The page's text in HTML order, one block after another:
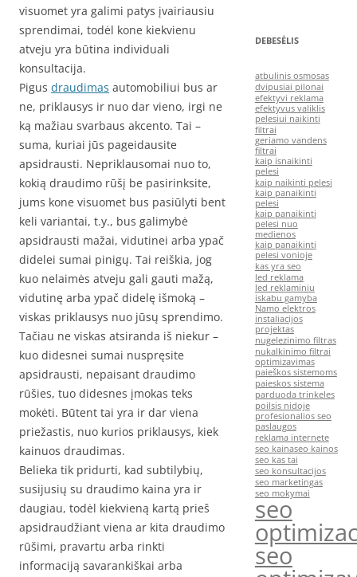
visuomet yra galimi patys įvairiausiu
sprendimai, todėl kone kiekvienu
atveju yra būtina individuali
konsultacija.
Pigus draudimas automobiliui bus ar
ne, priklausys ir nuo dar vieno, irgi ne
ką mažiau svarbaus akcento. Tai –
suma, kuriai jūs pageidausite
apsidrausti. Nepriklausomai nuo to,
kokią draudimo rūšį be pasirinksite,
jums kone visuomet bus pasiūlyti bent
keli variantai, t.y., bus galimybė
apsidrausti mažai, vidutinei arba ypač
didelei sumai pinigų. Tai reiškia, jog
kuo nelaimės atveju gali gauti mažą,
vidutinę arba ypač didelę išmoką –
viskas priklausys nuo jūsų sprendimo.
Tačiau ne viskas atsiranda iš niekur –
kuo didesnei sumai nuspręsite
apsidrausti, nepaisant draudimo
rūšies, tuo didesnes įmokas teks
mokėti. Būtent tai yra ir dar viena
priežastis, nuo kurios priklausys, kiek
kainuos draudimas.
Belieka tik pridurti, kad subtilybių,
susijusių su draudimo kaina yra ir
daugiau, todėl kiekvieną kartą prieš
apsidraudžiant viena ar kita draudimo
rūšimi, pravartu arba rinkti
informaciją savarankiškai arba
DEBESĖLIS
atbulinis osmosas
dvipusiai pilonai
efektyvi reklama
efektyvus valiklis
pelesiui naikinti
filtrai
geriamo vandens
filtrai
kaip isnaikinti
pelesi
kaip naikinti pelesi
kaip panaikinti
pelesi
kaip panaikinti
pelesi nuo
medienos
kaip panaikinti
pelesi vonioje
kas yra seo
led reklama
led reklaminiu
iskabu gamyba
Namo elektros
instaliacijos
projektas
nugelezinimo filtras
nukalkinimo filtrai
optimizavimas
paieškos sistemoms
paieskos sistema
parduoda trinkeles
poilsis nidoje
profesionalios seo
paslaugos
reklama internete
seo kainaseo kainos
seo kas tai
seo konsultacijos
seo marketingas
seo mokymai
seo
seo